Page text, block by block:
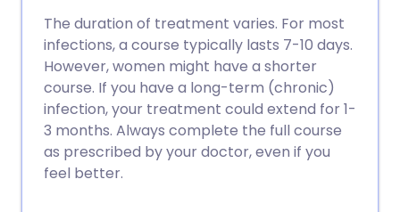
The duration of treatment varies. For most
infections, a course typically lasts 7-10 days.
However, women might have a shorter
course. If you have a long-term (chronic)
infection, your treatment could extend for 1-
3 months. Always complete the full course
as prescribed by your doctor, even if you
feel better.